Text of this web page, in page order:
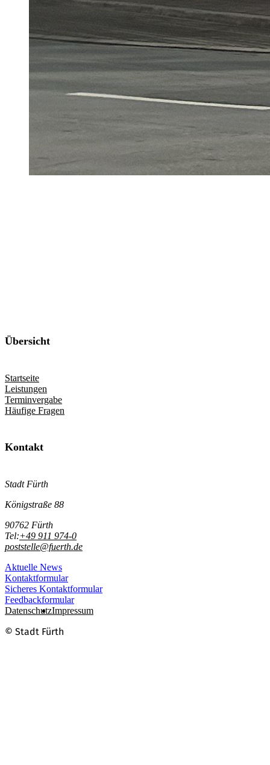
Übersicht
Startseite
Leistungen
Terminvergabe
Häufige Fragen
Kontakt
Stadt Fürth
Königstraße 88
90762 Fürth
Tel:+49 911 974-0
poststelle@fuerth.de
Aktuelle News
Kontaktformular
Sicheres Kontaktformular
Feedbackformular
DatenschutzImpressum
© Stadt Fürth